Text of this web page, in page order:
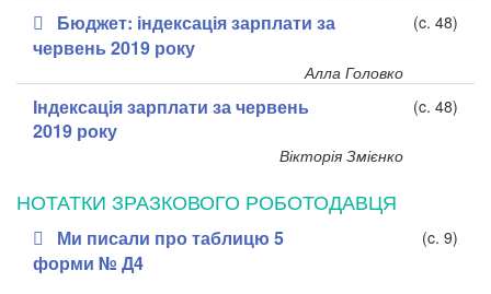
Бюджет: індексація зарплати за
червень 2019 року
(c. 48)
Алла Головко
Індексація зарплати за червень
2019 року
(c. 48)
Вікторія Змієнко
НОТАТКИ ЗРАЗКОВОГО РОБОТОДАВЦЯ
Ми писали про таблицю 5
форми № Д4
(c. 9)